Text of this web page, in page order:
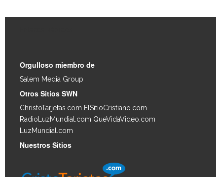
Orgulloso miembro de
Salem Media Group
Otros Sitios SWN
ChristoTarjetas.com ElSitioCristiano.com
RadioLuzMundial.com QueVidaVideo.com
LuzMundial.com
Nuestros Sitios